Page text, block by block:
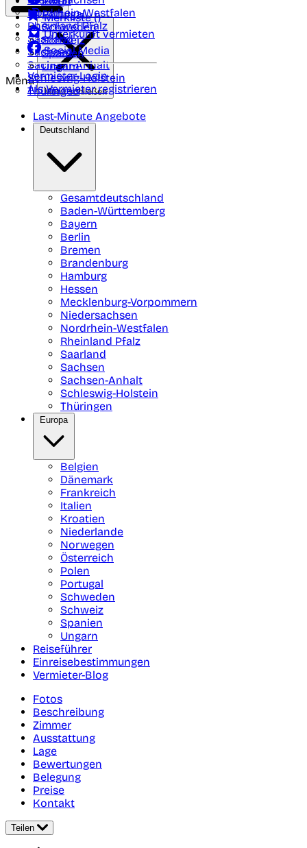
Nordrhein-Westfalen
Rheinland Pfalz
Saarland
Sachsen
Sachsen-Anhalt
Schleswig-Holstein
Thüringen
Portugal
Schweden
Schweiz
Spanien
Ungarn
Merkliste ()
Unterkunft vermieten
Social Media
Vermieter-Login
Als Vermieter registrieren
Menü
Menü schließen
Last-Minute Angebote
Deutschland
Gesamtdeutschland
Baden-Württemberg
Bayern
Berlin
Bremen
Brandenburg
Hamburg
Hessen
Mecklenburg-Vorpommern
Niedersachsen
Nordrhein-Westfalen
Rheinland Pfalz
Saarland
Sachsen
Sachsen-Anhalt
Schleswig-Holstein
Thüringen
Europa
Belgien
Dänemark
Frankreich
Italien
Kroatien
Niederlande
Norwegen
Österreich
Polen
Portugal
Schweden
Schweiz
Spanien
Ungarn
Reiseführer
Einreisebestimmungen
Vermieter-Blog
Fotos
Beschreibung
Zimmer
Ausstattung
Lage
Bewertungen
Belegung
Preise
Kontakt
Teilen